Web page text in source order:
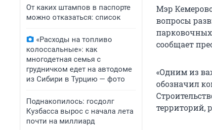
От каких штампов в паспорте
можно отказаться: список
«Расходы на топливо
колоссальные»: как
многодетная семья с
грудничком едет на автодоме
из Сибири в Турцию — фото
Поднакопилось: госдолг
Кузбасса вырос с начала лета
почти на миллиард
Мэр
вопросы
парковочных
сообщает
«Одним из
обозначил
территорий,